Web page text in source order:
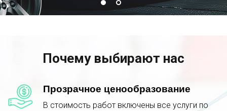
Почему выбирают нас
Прозрачное ценообразование
В стоимость работ включены все услуги по